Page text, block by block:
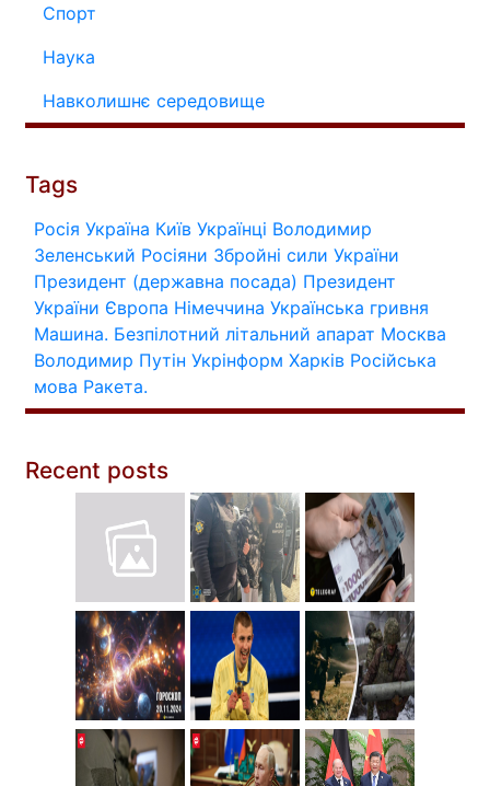
Спорт
Наука
Навколишнє середовище
Tags
Росія Україна Київ Українці Володимир
Зеленський Росіяни Збройні сили України
Президент (державна посада) Президент
України Європа Німеччина Українська гривня
Машина. Безпілотний літальний апарат Москва
Володимир Путін Укрінформ Харків Російська
мова Ракета.
Recent posts